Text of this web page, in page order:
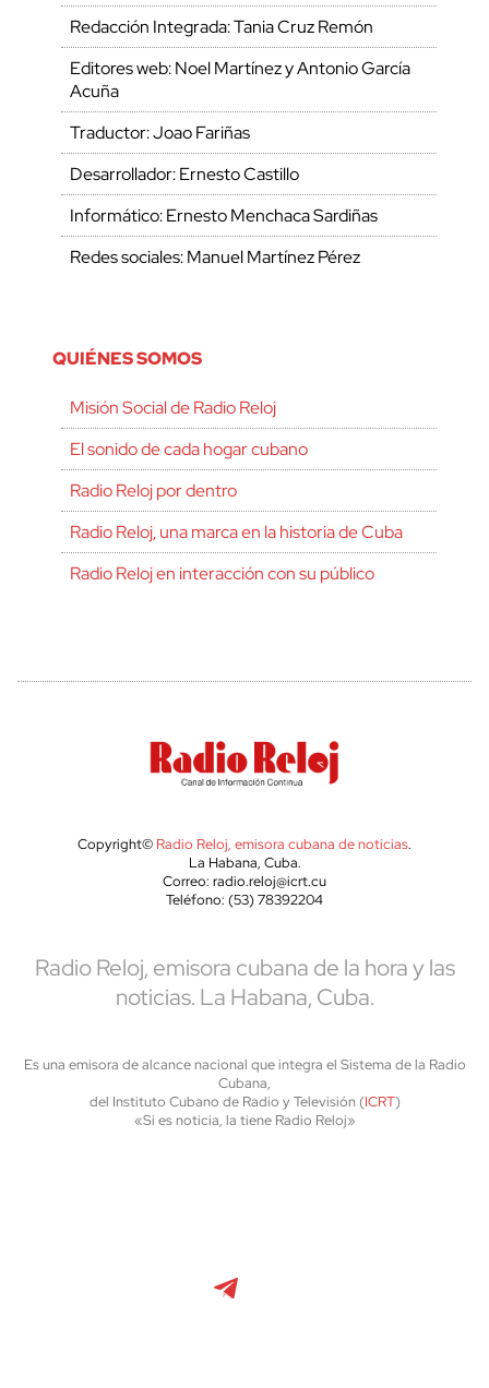
Redacción Integrada: Tania Cruz Remón
Editores web: Noel Martínez y Antonio García
Acuña
Traductor: Joao Fariñas
Desarrollador: Ernesto Castillo
Informático: Ernesto Menchaca Sardiñas
Redes sociales: Manuel Martínez Pérez
QUIÉNES SOMOS
Misión Social de Radio Reloj
El sonido de cada hogar cubano
Radio Reloj por dentro
Radio Reloj, una marca en la historia de Cuba
Radio Reloj en interacción con su público
Copyright© Radio Reloj, emisora cubana de noticias.
La Habana, Cuba.
Correo: radio.reloj@icrt.cu
Teléfono: (53) 78392204
Radio Reloj, emisora cubana de la hora y las
noticias. La Habana, Cuba.
Es una emisora de alcance nacional que integra el Sistema de la Radio
Cubana,
del Instituto Cubano de Radio y Televisión (ICRT)
«Si es noticia, la tiene Radio Reloj»